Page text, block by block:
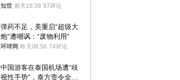
知世 前天18:38 97评论
弹药不足，美重启“超级大
炮”遭嘲讽：“废物利用”
环球网 昨天06:56 74评论
中国游客在泰国机场遭“歧
视性手势”，泰方责令全面